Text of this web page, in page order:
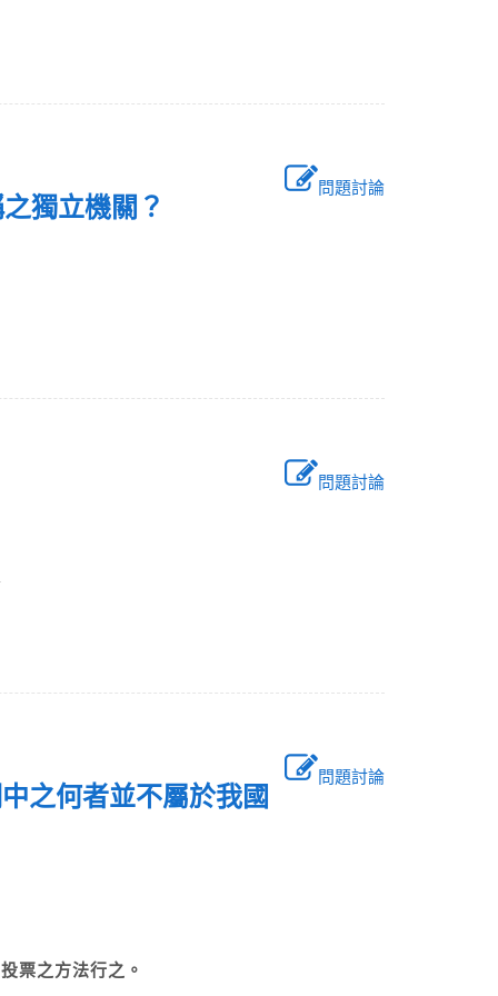
問題討論
獨立機關？
問題討論
問題討論
之何者並不屬於我國
票之方法行之。